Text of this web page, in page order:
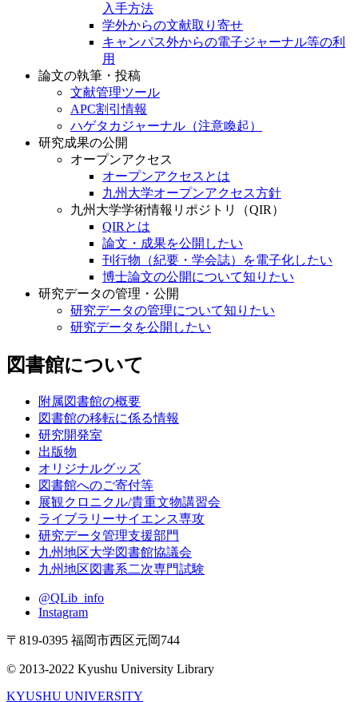
入手方法
学外からの文献取り寄せ
キャンパス外からの電子ジャーナル等の利
用
論文の執筆・投稿
文献管理ツール
APC割引情報
ハゲタカジャーナル（注意喚起）
研究成果の公開
オープンアクセス
オープンアクセスとは
九州大学オープンアクセス方針
九州大学学術情報リポジトリ（QIR）
QIRとは
論文・成果を公開したい
刊行物（紀要・学会誌）を電子化したい
博士論文の公開について知りたい
研究データの管理・公開
研究データの管理について知りたい
研究データを公開したい
図書館について
附属図書館の概要
図書館の移転に係る情報
研究開発室
出版物
オリジナルグッズ
図書館へのご寄付等
展観クロニクル/貴重文物講習会
ライブラリーサイエンス専攻
研究データ管理支援部門
九州地区大学図書館協議会
九州地区図書系二次専門試験
@QLib_info
Instagram
〒819-0395 福岡市西区元岡744
© 2013-2022 Kyushu University Library
KYUSHU UNIVERSITY